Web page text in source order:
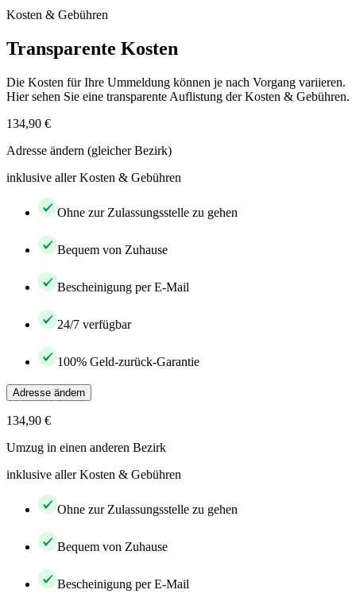
Kosten & Gebühren
Transparente Kosten
Die Kosten für Ihre Ummeldung können je nach Vorgang variieren.
Hier sehen Sie eine transparente Auflistung der Kosten & Gebühren.
134,90 €
Adresse ändern (gleicher Bezirk)
inklusive aller Kosten & Gebühren
Ohne zur Zulassungsstelle zu gehen
Bequem von Zuhause
Bescheinigung per E-Mail
24/7 verfügbar
100% Geld-zurück-Garantie
Adresse ändern
134,90 €
Umzug in einen anderen Bezirk
inklusive aller Kosten & Gebühren
Ohne zur Zulassungsstelle zu gehen
Bequem von Zuhause
Bescheinigung per E-Mail